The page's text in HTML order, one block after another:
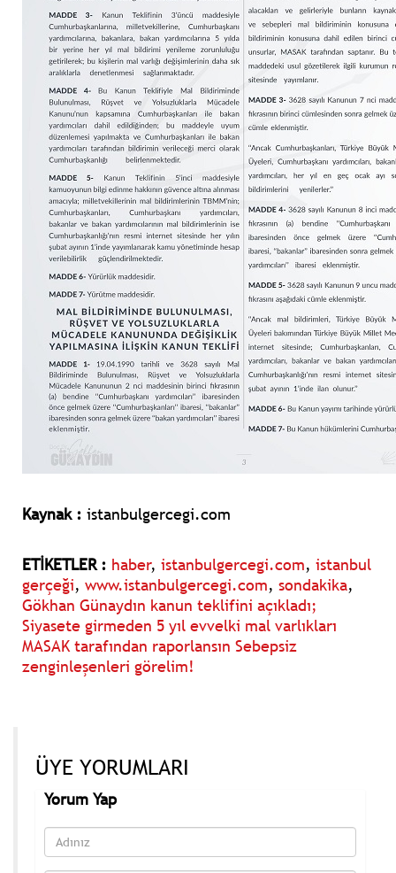
Kaynak : istanbulgercegi.com
ETİKETLER : haber, istanbulgercegi.com, istanbul
gerçeği, www.istanbulgercegi.com, sondakika,
Gökhan Günaydın kanun teklifini açıkladı;
Siyasete girmeden 5 yıl evvelki mal varlıkları
MASAK tarafından raporlansın Sebepsiz
zenginleşenleri görelim!
ÜYE YORUMLARI
Yorum Yap